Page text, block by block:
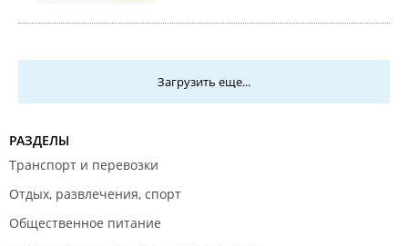
Загрузить еще...
РАЗДЕЛЫ
Транспорт и перевозки
Отдых, развлечения, спорт
Общественное питание